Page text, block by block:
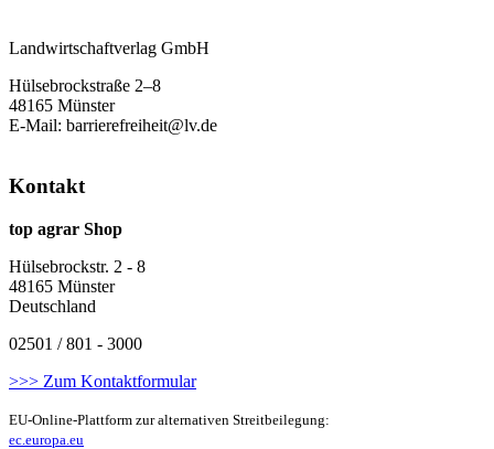
Landwirtschaftverlag GmbH
Hülsebrockstraße 2–8
48165 Münster
E-Mail: barrierefreiheit@lv.de
Kontakt
top agrar Shop
Hülsebrockstr. 2 - 8
48165 Münster
Deutschland
02501 / 801 - 3000
>>> Zum Kontaktformular
EU-Online-Plattform zur alternativen Streitbeilegung:
ec.europa.eu